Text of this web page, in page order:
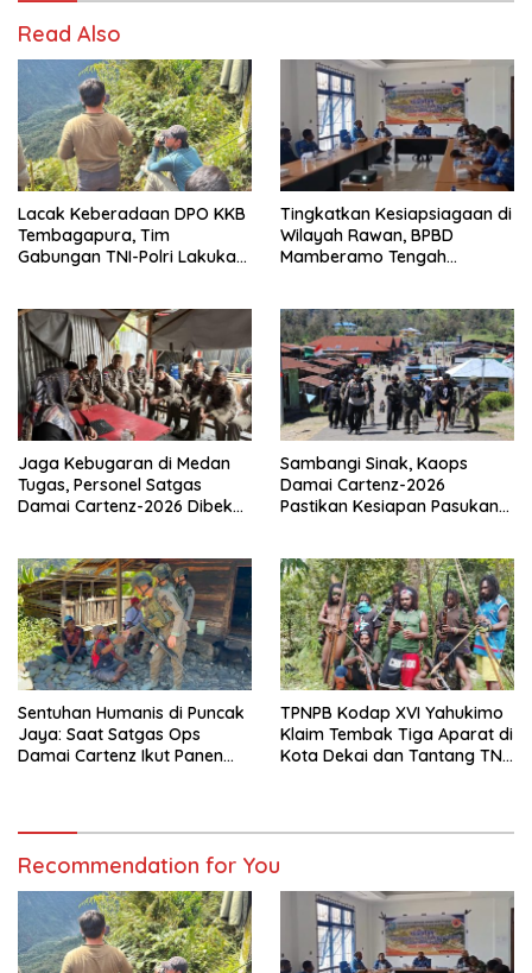
Read Also
Lacak Keberadaan DPO KKB
Tembagapura, Tim
Gabungan TNI-Polri Lakukan
Tingkatkan Kesiapsiagaan di
Wilayah Rawan, BPBD
Mamberamo Tengah
Jaga Kebugaran di Medan
Tugas, Personel Satgas
Damai Cartenz-2026 Dibekali
Sambangi Sinak, Kaops
Damai Cartenz-2026
Pastikan Kesiapan Pasukan
Sentuhan Humanis di Puncak
Jaya: Saat Satgas Ops
Damai Cartenz Ikut Panen
TPNPB Kodap XVI Yahukimo
Klaim Tembak Tiga Aparat di
Kota Dekai dan Tantang TNI-
Recommendation for You